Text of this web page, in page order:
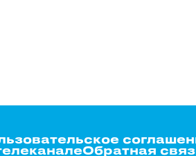
Обратная